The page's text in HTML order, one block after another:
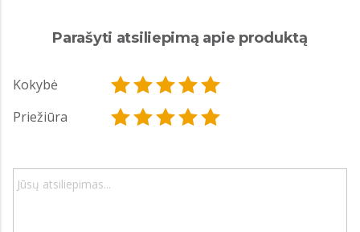
Parašyti atsiliepimą apie produktą
Kokybė
Priežiūra